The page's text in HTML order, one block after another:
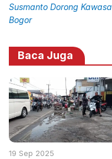
Susmanto Dorong
Bogor
Baca Juga
19 Sep 2025